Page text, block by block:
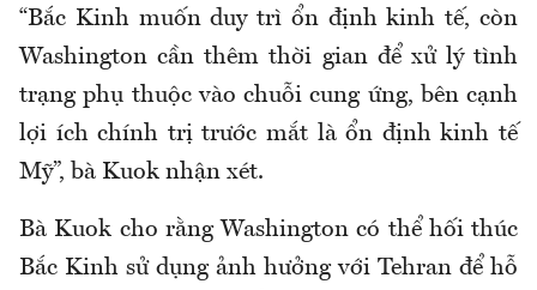
“Bắc Kinh muốn duy trì ổn định kinh tế, còn
Washington cần thêm thời gian để xử lý tình
trạng phụ thuộc vào chuỗi cung ứng, bên cạnh
lợi ích chính trị trước mắt là ổn định kinh tế
Mỹ”, bà Kuok nhận xét.
Bà Kuok cho rằng Washington có thể hối thúc
Bắc Kinh sử dụng ảnh hưởng với Tehran để hỗ